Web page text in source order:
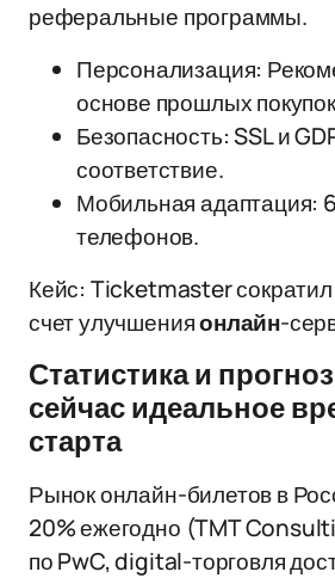
реферальные программы.
Персонализация:
основе прошлых
Безопасность: SSL и
соответствие.
Мобильная адаптация:
телефонов.
Кейс: Ticketmaster сократил
счет улучшенияонлайн-
Статистика и
сейчас идеальное
старта
Рынок онлайн-билетов в
20% ежегодно (TMT
по PwC, digital-торговля